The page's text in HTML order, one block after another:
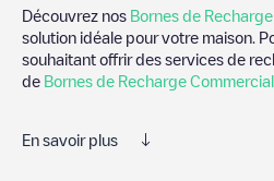
Découvrez nos Bornes de
solution idéale pour votre maison.
souhaitant offrir des services de
de Bornes de Recharge
En savoir plus